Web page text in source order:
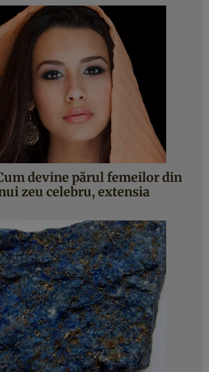
devine părul femeilor din
zeu celebru, extensia